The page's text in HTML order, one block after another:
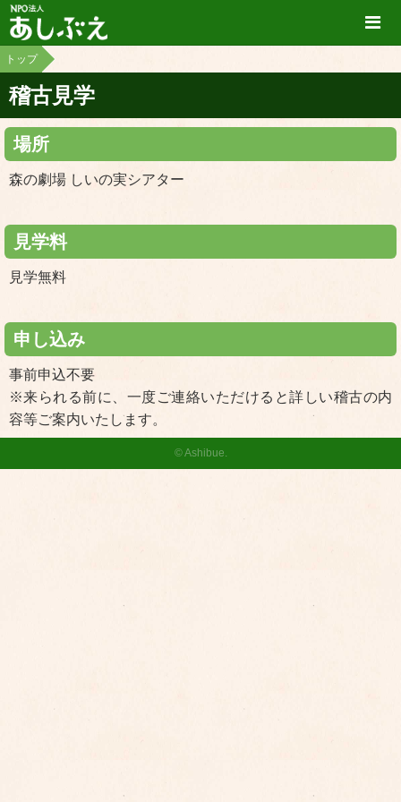
トップ
稽古見学
場所
森の劇場 しいの実シアター
見学料
見学無料
申し込み
事前申込不要
※来られる前に、一度ご連絡いただけると詳しい稽古の内
容等ご案内いたします。
© Ashibue.